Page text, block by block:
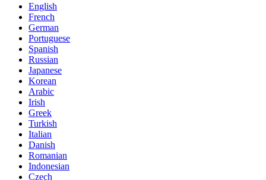
English
French
German
Portuguese
Spanish
Russian
Japanese
Korean
Arabic
Irish
Greek
Turkish
Italian
Danish
Romanian
Indonesian
Czech